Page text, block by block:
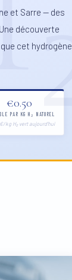
et Sarre — des
découverte
cet hydrogène
€0.50
PAR KG H₂ NATUREL
kg H₂ vert aujourd’hui